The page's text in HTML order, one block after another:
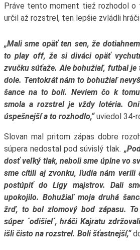
Práve tento moment tiež rozhodol o
určil až rozstrel, ten lepšie zvládli
„Mali sme opäť ten sen, že
to play off, že si diváci opäť
zvučku súťaže. Ale bohužiaľ, futbal je
dole. Tentokrát nám to bohužiaľ
šance na to boli. Neviem čo k
smola a rozstrel je vždy lotéria.
úspešnejší a to rozhodlo,“uviedol 34-
Slovan mal pritom zápas dobre
súpera nedostal pod súvislý tlak.
dosť veľký tlak, neboli sme úplne vo
sme cítili aj zvonku, ľudia nám verili
postúpiť do Ligy majstrov. Dali
upokojilo. Bohužiaľ moja druhá
žrď, to bol zlomový bod zápasu.
súper ´odišiel´, hráči Kajratu
išli čisto na rozstrel. Boli šťastnejší,“